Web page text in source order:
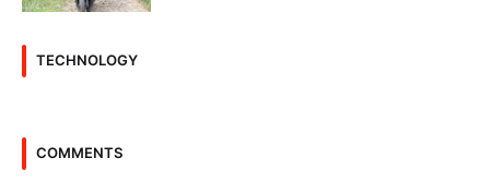
TECHNOLOGY
COMMENTS